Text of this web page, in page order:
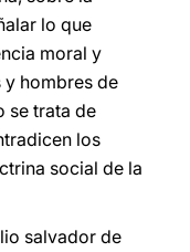
lo que
moral y
y hombres de
se trata de
los
social de la
salvador de